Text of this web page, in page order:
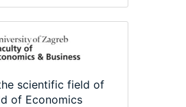
scientific field of
of Economics